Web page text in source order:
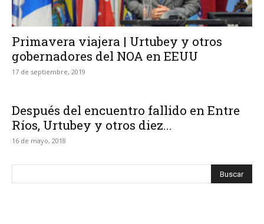
Primavera viajera | Urtubey y otros
gobernadores del NOA en EEUU
17 de septiembre, 2019
Después del encuentro fallido en Entre
Ríos, Urtubey y otros diez...
16 de mayo, 2018